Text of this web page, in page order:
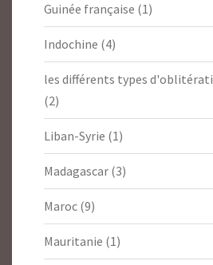
Guinée française (1)
Indochine (4)
les différents types
(2)
Liban-Syrie (1)
Madagascar (3)
Maroc (9)
Mauritanie (1)